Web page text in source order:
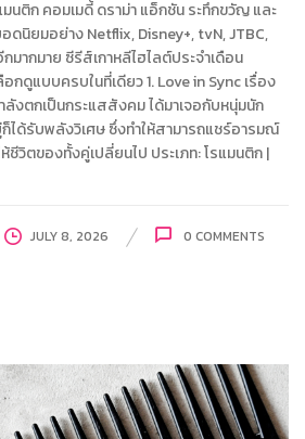
นติก คอมเมดี้ ดราม่า แอ็กชัน ระทึกขวัญ และ
นิยมอย่าง Netflix, Disney+, tvN, JTBC,
กมากมาย ซีรีส์เกาหลีไฮไลต์ประจำเดือน
กดูแบบครบในที่เดียว 1. Love in Sync เรื่อง
ลังตกเป็นกระแสสังคม ได้มาเจอกับหนุ่มนัก
ได้รับพลังวิเศษ ซึ่งทำให้สามารถแชร์อารมณ์
วิตของทั้งคู่เปลี่ยนไป ประเภท: โรแมนติก |
JULY 8, 2026 0 COMMENTS